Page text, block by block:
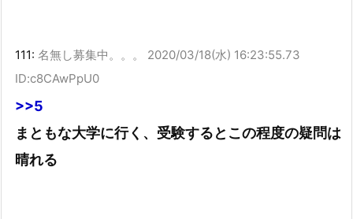
111: 名無し募集中。。。
2020/03/18(水) 16:23:55.73
ID:c8CAwPpU0
>>5
まともな大学に行く、受験するとこの程度の疑問は
晴れる